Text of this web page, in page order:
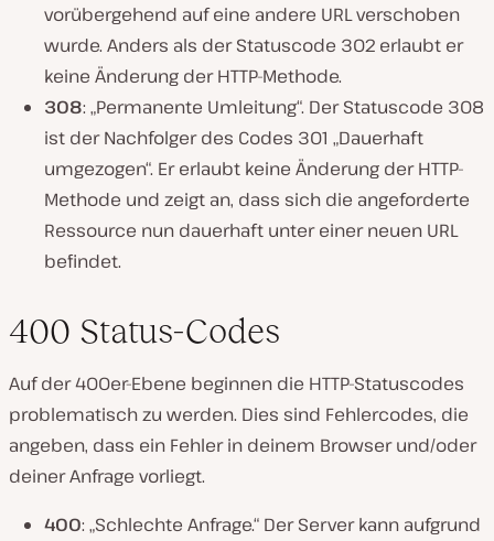
vorübergehend auf eine andere URL verschoben
wurde. Anders als der Statuscode 302 erlaubt er
keine Änderung der HTTP-Methode.
308: „Permanente Umleitung“. Der Statuscode 308
ist der Nachfolger des Codes 301 „Dauerhaft
umgezogen“. Er erlaubt keine Änderung der HTTP-
Methode und zeigt an, dass sich die angeforderte
Ressource nun dauerhaft unter einer neuen URL
befindet.
400 Status-Codes
Auf der 400er-Ebene beginnen die HTTP-Statuscodes
problematisch zu werden. Dies sind Fehlercodes, die
angeben, dass ein Fehler in deinem Browser und/oder
deiner Anfrage vorliegt.
400: „Schlechte Anfrage.“ Der Server kann aufgrund